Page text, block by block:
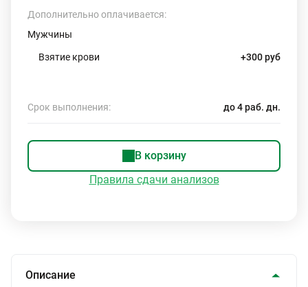
Дополнительно оплачивается:
Мужчины
Взятие крови +300 руб
Срок выполнения: до 4 раб. дн.
В корзину
Правила сдачи анализов
Описание